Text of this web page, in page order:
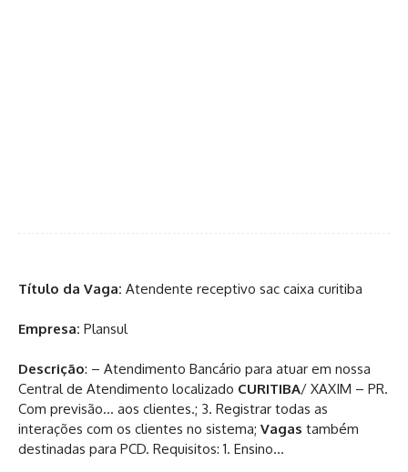
Título da Vaga: Atendente receptivo sac caixa curitiba
Empresa: Plansul
Descrição: – Atendimento Bancário para atuar em nossa
Central de Atendimento localizado CURITIBA/ XAXIM – PR.
Com previsão… aos clientes.; 3. Registrar todas as
interações com os clientes no sistema; Vagas também
destinadas para PCD. Requisitos: 1. Ensino…